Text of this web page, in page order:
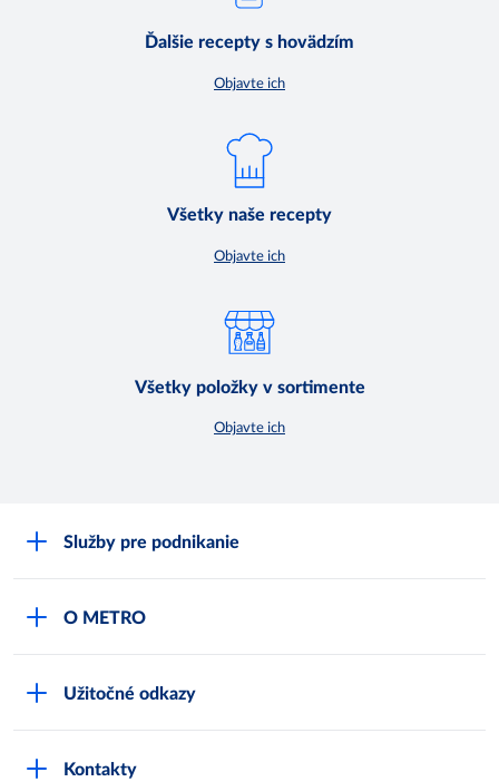
Ďalšie recepty s hovädzím
Objavte ich
Všetky naše recepty
Objavte ich
Všetky položky v sortimente
Objavte ich
Služby pre podnikanie
Track & trace
O METRO
Užitočné odkazy
Kontakty